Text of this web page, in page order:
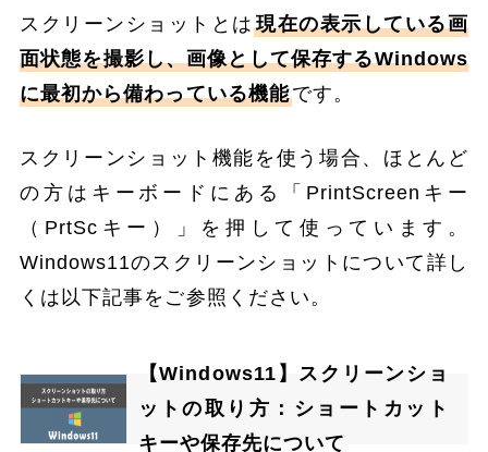
スクリーンショットとは現在の表示している画
面状態を撮影し、画像として保存するWindows
に最初から備わっている機能です。
スクリーンショット機能を使う場合、ほとんど
の方はキーボードにある「PrintScreenキー
（PrtScキー）」を押して使っています。
Windows11のスクリーンショットについて詳し
くは以下記事をご参照ください。
【Windows11】スクリーンショ
ットの取り方：ショートカット
キーや保存先について